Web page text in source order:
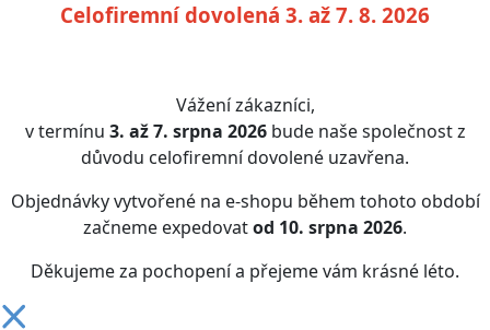
Celofiremní dovolená 3. až 7. 8. 2026
Vážení zákazníci,
v termínu 3. až 7. srpna 2026bude naše společnost z
důvodu celofiremní dovolené uzavřena.
Objednávky vytvořené na e-shopu během tohoto období
začneme expedovatod 10. srpna 2026.
Děkujeme za pochopení a přejeme vám krásné léto.